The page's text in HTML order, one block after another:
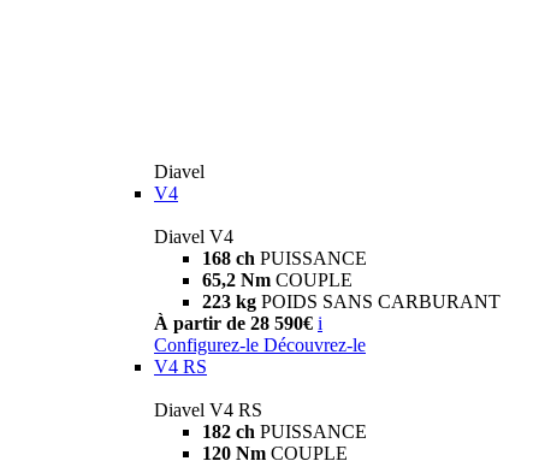
Diavel
V4
Diavel V4
168 ch PUISSANCE
65,2 Nm COUPLE
223 kg POIDS SANS CARBURANT
À partir de 28 590€ i
Configurez-le Découvrez-le
V4 RS
Diavel V4 RS
182 ch PUISSANCE
120 Nm COUPLE